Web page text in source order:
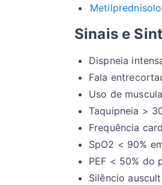
Sinais e
Dispneia
Fala
Uso de
Taquipneia >
Frequência
SpO2 < 90%
PEF < 50% do
Silêncio